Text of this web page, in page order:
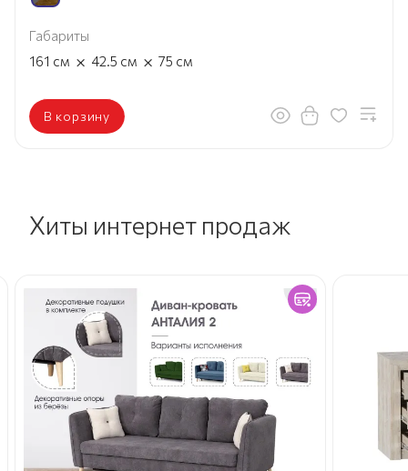
Габариты
161 см × 42.5 см × 75 см
В корзину
Хиты интернет продаж